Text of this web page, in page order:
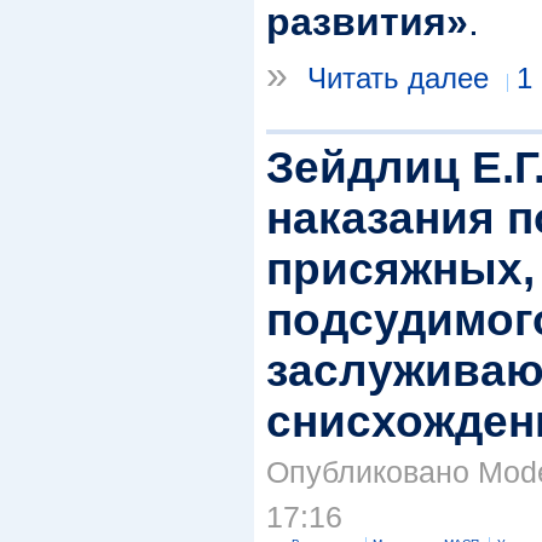
развития».
»
Читать далее 1
Зейдлиц
наказания
Опубликовано
17:16